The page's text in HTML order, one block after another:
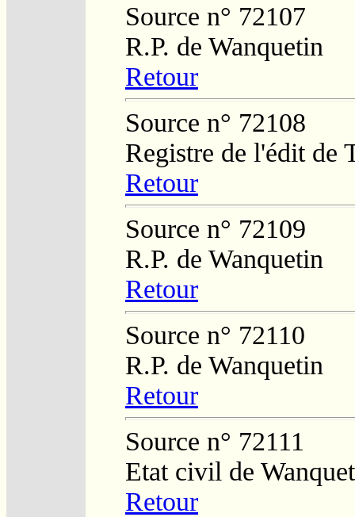
Source n° 72107
R.P. de Wanquetin
Retour
Source n° 72108
Registre de l'édit de
Retour
Source n° 72109
R.P. de Wanquetin
Retour
Source n° 72110
R.P. de Wanquetin
Retour
Source n° 72111
Etat civil de
Retour